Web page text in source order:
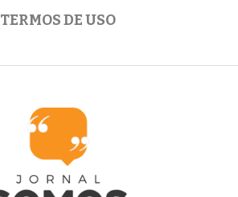
TERMOS DE USO